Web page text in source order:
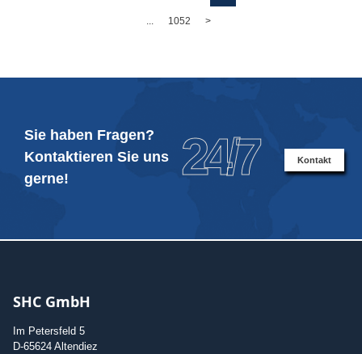
1052 >
Sie haben Fragen?
Kontaktieren Sie uns
gerne!
24/7 Kontakt
SHC GmbH
Im Petersfeld 5
D-65624 Altendiez